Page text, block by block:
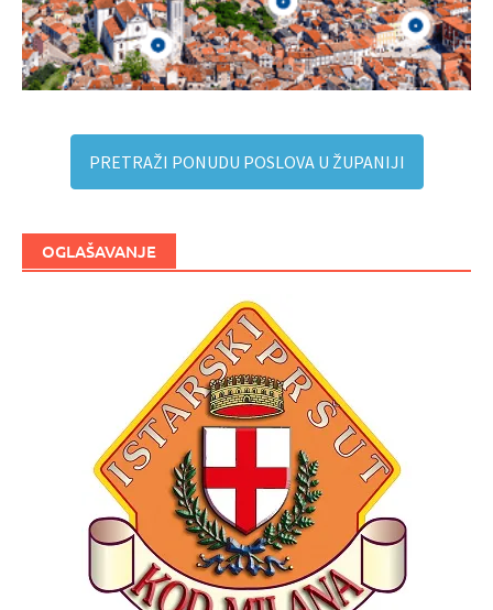
PRETRAŽI PONUDU POSLOVA U ŽUPANIJI
OGLAŠAVANJE